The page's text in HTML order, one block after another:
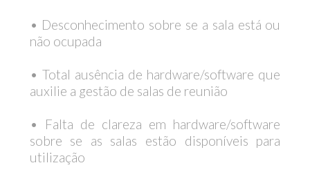
• Desconhecimento sobre se a sala está ou
não ocupada
• Total ausência de hardware/software que
auxilie a gestão de salas de reunião
• Falta de clareza em hardware/software
sobre se as salas estão disponíveis para
utilização